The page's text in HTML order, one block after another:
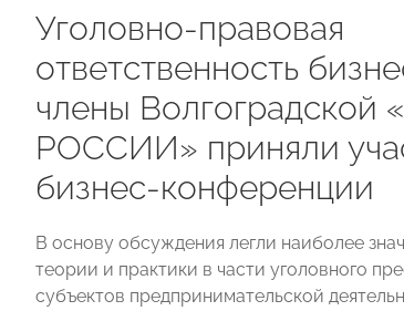
Уголовно-правовая
ответственность
члены
РОССИИ» приняли
бизнес-конференции
В основу обсуждения легли наиболее
теории и практики в части уголовного
субъектов предпринимательской